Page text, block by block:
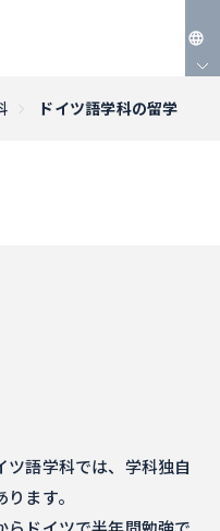
ドイツ語学科の留学
語学科では、学科独自
ます。